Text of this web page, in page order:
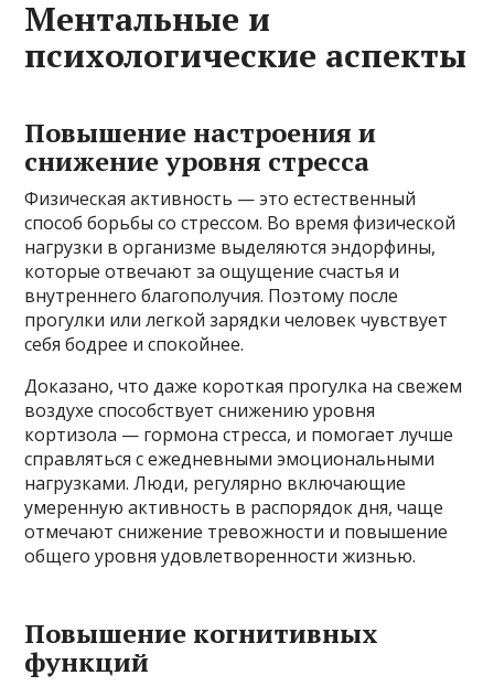
Ментальные и
психологические аспекты
Повышение настроения и
снижение уровня стресса
Физическая активность — это естественный
способ борьбы со стрессом. Во время физической
нагрузки в организме выделяются эндорфины,
которые отвечают за ощущение счастья и
внутреннего благополучия. Поэтому после
прогулки или легкой зарядки человек чувствует
себя бодрее и спокойнее.
Доказано, что даже короткая прогулка на свежем
воздухе способствует снижению уровня
кортизола — гормона стресса, и помогает лучше
справляться с ежедневными эмоциональными
нагрузками. Люди, регулярно включающие
умеренную активность в распорядок дня, чаще
отмечают снижение тревожности и повышение
общего уровня удовлетворенности жизнью.
Повышение когнитивных
функций